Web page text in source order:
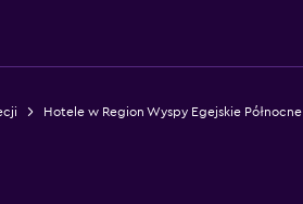
Hotele w Region Wyspy Egejskie Północne